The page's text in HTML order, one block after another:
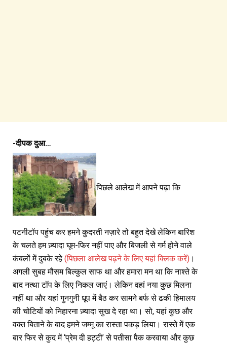
-दीपक दुआ…
पिछले आलेख में आपने पढ़ा कि
पटनीटॉप पहुंच कर हमने कुदरती नज़ारे तो बहुत देखे लेकिन बारिश
के चलते हम ज़्यादा घूम-फिर नहीं पाए और बिजली से गर्म होने वाले
कंबलों में दुबके रहे (पिछला आलेख पढ़ने के लिए यहां क्लिक करें) ।
अगली सुबह मौसम बिल्कुल साफ था और हमारा मन था कि नाश्ते के
बाद नत्था टॉप के लिए निकल जाएं। लेकिन वहां नया कुछ मिलना
नहीं था और यहां गुनगुनी धूप में बैठ कर सामने बर्फ से ढकी हिमालय
की चोटियों को निहारना ज़्यादा सुख दे रहा था। सो, यहां कुछ और
वक्त बिताने के बाद हमने जम्मू का रास्ता पकड़ लिया। रास्ते में एक
बार फिर से कुद में ‘प्रेम दी हट्टी’ से पतीसा पैक करवाया और कुछ